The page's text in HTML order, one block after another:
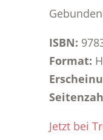
ISBN:
Format:
Jetzt bei